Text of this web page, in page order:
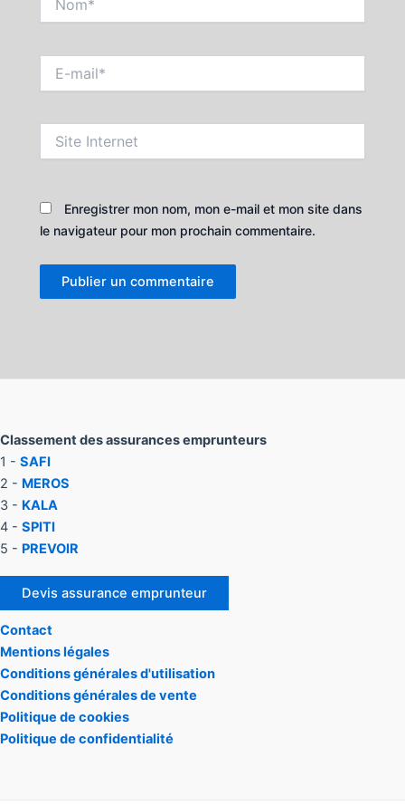
mail*
Internet
Enregistrer mon nom, mon e-mail et mon site dans
le navigateur pour mon prochain commentaire.
Classement des assurances emprunteurs
1 - SAFI
2 - MEROS
3 - KALA
4 - SPITI
5 - PREVOIR
Devis assurance emprunteur
Contact
Mentions légales
Conditions générales d'utilisation
Conditions générales de vente
Politique de cookies
Politique de confidentialité